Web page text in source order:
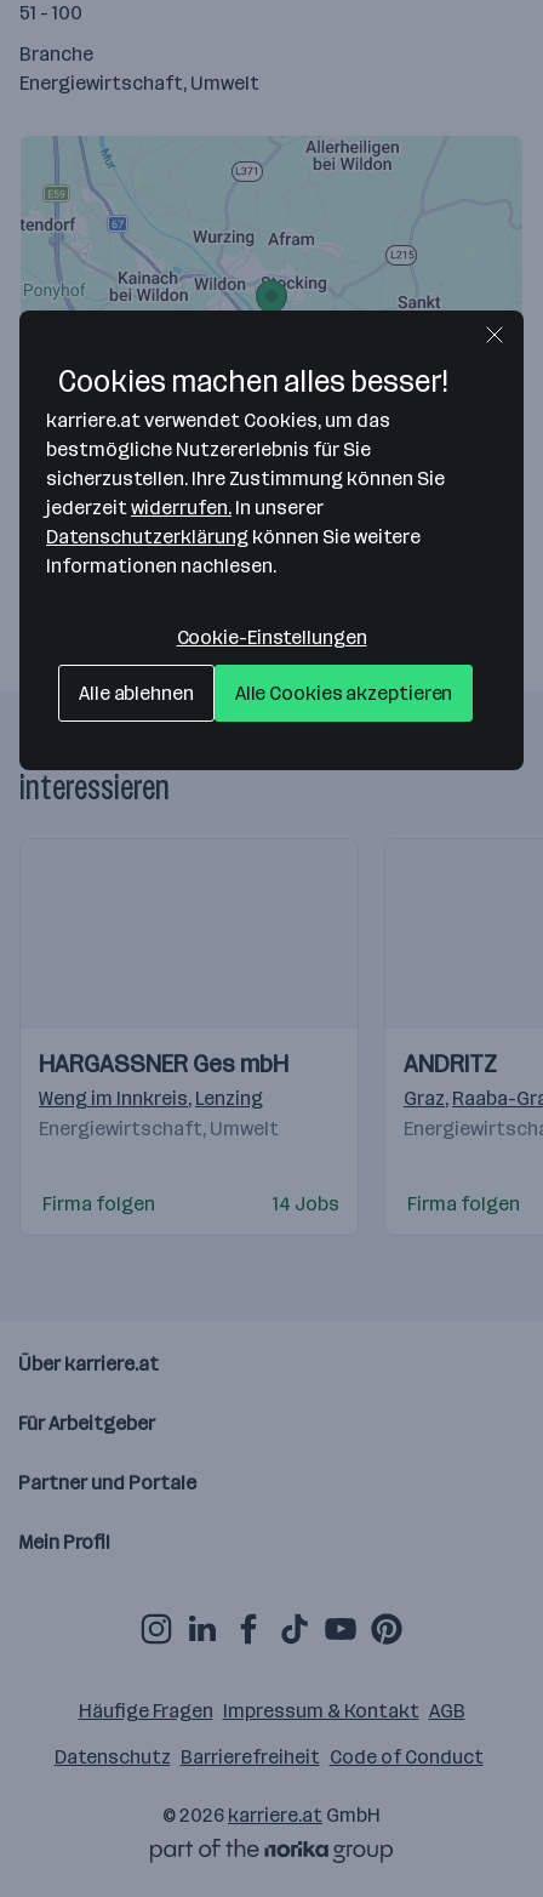
51 - 100
Branche
Energiewirtschaft, Umwelt
Map data ©2026 Google
Ecoplast Kunststoffrecycling GmbH
Untere Aue 21
8410 Wildon— Route berechnen
Website
interessieren
Videos
Einblicke
Einblicke
HARGASSNER Ges mbH
Weng im Innkreis, Lenzing
Energiewirtschaft, Umwelt
Firma folgen 14 Jobs
Videos
Einblicke
Einblicke
ANDRITZ
Graz, Raaba-
Firma folgen
Über karriere.at
Für Arbeitgeber
Partner und Portale
Mein Profil
Häufige Fragen Impressum & Kontakt AGB
Datenschutz Barrierefreiheit Code of Conduct
© 2026 karriere.at GmbH
Cookies machen alles besser!
karriere.at verwendet Cookies, um das
bestmögliche Nutzererlebnis für Sie
sicherzustellen. Ihre Zustimmung können Sie
jederzeit widerrufen. In unserer
Datenschutzerklärung können Sie weitere
Informationen nachlesen.
Cookie-Einstellungen
Alle ablehnen Alle Cookies akzeptieren